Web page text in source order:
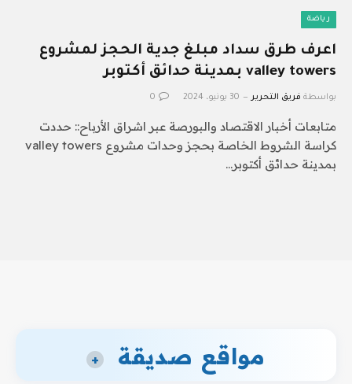
رياضة
اعرف طرق سداد مبلغ جدية الحجز لمشروع
valley towers بمدينة حدائق أكتوبر
بواسطة فريق التحرير 30 يونيو، 2024 0
متابعات أخبار الاقتصاد والبورصة عبر اشراق الأرباح:: حددت
بمدينة حدائق أكتوبر…
مواقع صديقة +